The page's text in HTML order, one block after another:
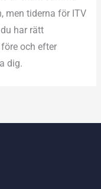
men tiderna för ITV
har rätt
och efter
dig.